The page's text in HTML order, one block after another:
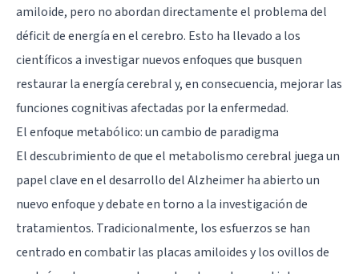
amiloide, pero no abordan directamente el problema del
déficit de energía en el cerebro. Esto ha llevado a los
científicos a investigar nuevos enfoques que busquen
restaurar la energía cerebral y, en consecuencia, mejorar las
funciones cognitivas afectadas por la enfermedad.
El enfoque metabólico: un cambio de paradigma
El descubrimiento de que el metabolismo cerebral juega un
papel clave en el desarrollo del Alzheimer ha abierto un
nuevo enfoque y debate en torno a la investigación de
tratamientos. Tradicionalmente, los esfuerzos se han
centrado en combatir las placas amiloides y los ovillos de